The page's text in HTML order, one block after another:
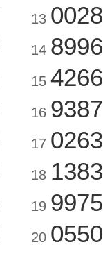
13 0028
14 8996
15 4266
16 9387
17 0263
18 1383
19 9975
20 0550